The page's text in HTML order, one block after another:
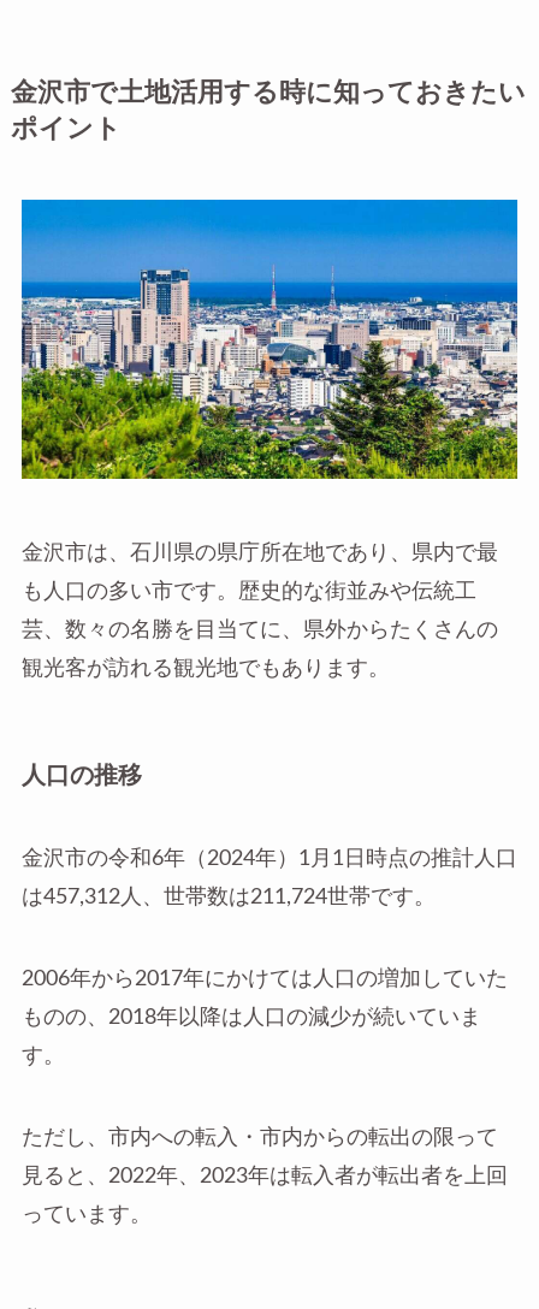
金沢市で土地活用する時に知っておきたい
ポイント
金沢市は、石川県の県庁所在地であり、県内で最
も人口の多い市です。歴史的な街並みや伝統工
芸、数々の名勝を目当てに、県外からたくさんの
観光客が訪れる観光地でもあります。
人口の推移
金沢市の令和6年（2024年）1月1日時点の推計人口
は457,312人、世帯数は211,724世帯です。
2006年から2017年にかけては人口の増加していた
ものの、2018年以降は人口の減少が続いていま
す。
ただし、市内への転入・市内からの転出の限って
見ると、2022年、2023年は転入者が転出者を上回
っています。